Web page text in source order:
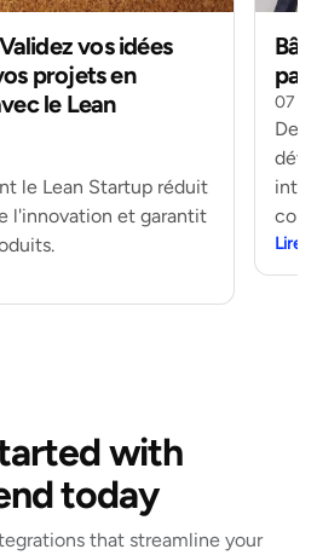
vos idées
projets en
le Lean
le Lean Startup réduit
l'innovation et garantit
07
Lire
with
today
that streamline your